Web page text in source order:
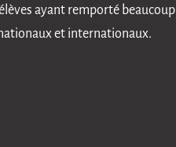
ayant remporté
et internationaux.